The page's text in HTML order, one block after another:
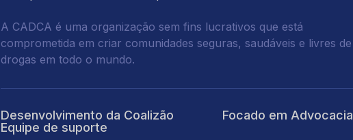
A CADCA é uma organização sem fins lucrativos que está
comprometida em criar comunidades seguras, saudáveis e livres de
drogas em todo o mundo.
Desenvolvimento da Coalizão
Equipe de suporte
Focado em Advocacia